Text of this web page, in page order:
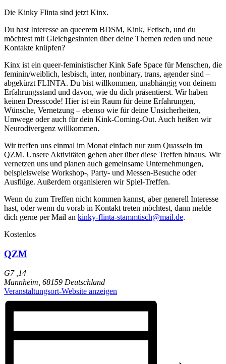
Die Kinky Flinta sind jetzt Kinx.
Du hast Interesse an queerem BDSM, Kink, Fetisch, und du
möchtest mit Gleichgesinnten über deine Themen reden und neue
Kontakte knüpfen?
Kinx ist ein queer-feministischer Kink Safe Space für Menschen, die
feminin/weiblich, lesbisch, inter, nonbinary, trans, agender sind –
abgekürzt FLINTA. Du bist willkommen, unabhängig von deinem
Erfahrungsstand und davon, wie du dich präsentierst. Wir haben
keinen Dresscode! Hier ist ein Raum für deine Erfahrungen,
Wünsche, Vernetzung – ebenso wie für deine Unsicherheiten,
Umwege oder auch für dein Kink-Coming-Out. Auch heißen wir
Neurodivergenz willkommen.
Wir treffen uns einmal im Monat einfach nur zum Quasseln im
QZM. Unsere Aktivitäten gehen aber über diese Treffen hinaus. Wir
vernetzen uns und planen auch gemeinsame Unternehmungen,
beispielsweise Workshop-, Party- und Messen-Besuche oder
Ausflüge. Außerdem organisieren wir Spiel-Treffen.
Wenn du zum Treffen nicht kommen kannst, aber generell Interesse
hast, oder wenn du vorab in Kontakt treten möchtest, dann melde
dich gerne per Mail an kinky-flinta-stammtisch@mail.de.
Kostenlos
QZM
G7 ,14
Mannheim 68159 Deutschland
Veranstaltungsort-Website anzeigen